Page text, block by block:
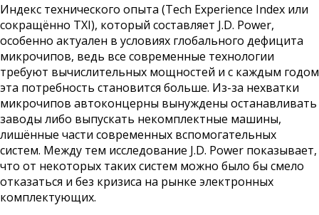
Индекс технического опыта (Tech Experience Index или
сокращённо TXI), который составляет J.D. Power,
особенно актуален в условиях глобального дефицита
микрочипов, ведь все современные технологии
требуют вычислительных мощностей и с каждым годом
эта потребность становится больше. Из-за нехватки
микрочипов автоконцерны вынуждены останавливать
заводы либо выпускать некомплектные машины,
лишённые части современных вспомогательных
систем. Между тем исследование J.D. Power показывает,
что от некоторых таких систем можно было бы смело
отказаться и без кризиса на рынке электронных
комплектующих.